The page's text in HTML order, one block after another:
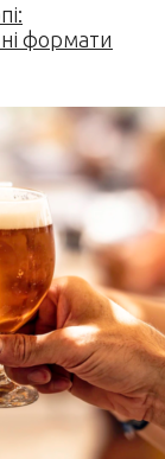
формати